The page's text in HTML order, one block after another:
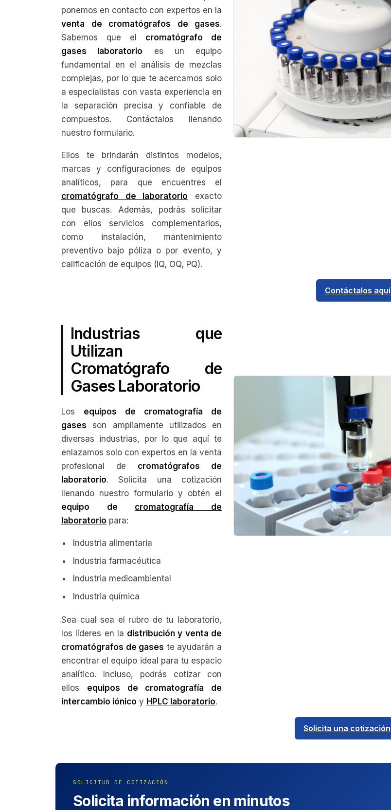
ponemos en contacto con expertos en la
venta de cromatógrafos de gases.
Sabemos que el cromatógrafo de
gases laboratorio es un equipo
fundamental en el análisis de mezclas
complejas, por lo que te acercamos solo
a especialistas con vasta experiencia en
la separación precisa y confiable de
compuestos. Contáctalos llenando
nuestro formulario.
Ellos te brindarán distintos modelos,
marcas y configuraciones de equipos
analíticos, para que encuentres el
cromatógrafo de laboratorio exacto
que buscas. Además, podrás solicitar
con ellos servicios complementarios,
como instalación, mantenimiento
preventivo bajo póliza o por evento, y
calificación de equipos (IQ, OQ, PQ).
Contáctalos aquí
Industrias que
Utilizan
Cromatógrafo de
Gases Laboratorio
Los equipos de cromatografía de
gases son ampliamente utilizados en
diversas industrias, por lo que aquí te
enlazamos solo con expertos en la venta
profesional de cromatógrafos de
laboratorio. Solicita una cotización
llenando nuestro formulario y obtén el
equipo de cromatografía de
laboratorio para:
Industria alimentaria
Industria farmacéutica
Industria medioambiental
Industria química
Sea cual sea el rubro de tu laboratorio,
los líderes en la distribución y venta de
cromatógrafos de gases te ayudarán a
encontrar el equipo ideal para tu espacio
analítico. Incluso, podrás cotizar con
ellos equipos de cromatografía de
intercambio iónico y HPLC laboratorio.
Solicita una cotización
SOLICITUD DE COTIZACIÓN
Solicita información en minutos